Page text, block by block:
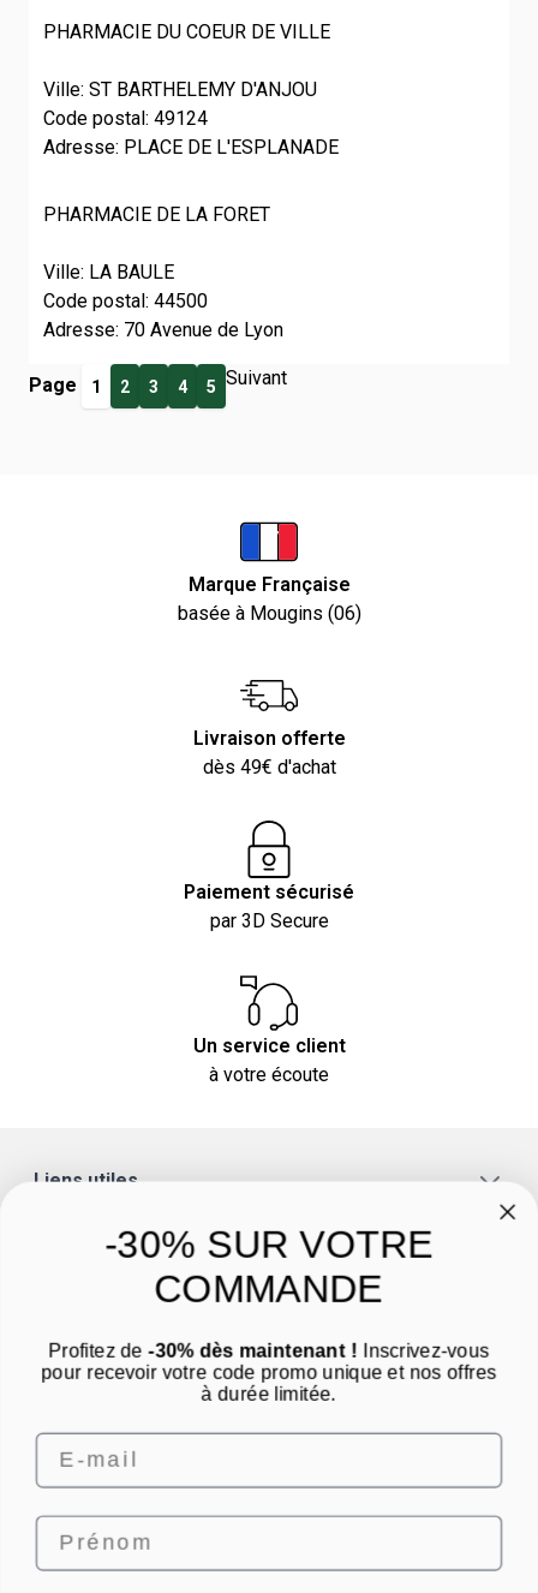
PHARMACIE DU COEUR DE VILLE
Ville: ST BARTHELEMY D'ANJOU
Code postal: 49124
Adresse: PLACE DE L'ESPLANADE
PHARMACIE DE LA FORET
Ville: LA BAULE
Code postal: 44500
Adresse: 70 Avenue de Lyon
Page 1 2 3 4 5 Suivant
Marque Française
basée à Mougins (06)
Livraison offerte
dès 49€ d'achat
Paiement sécurisé
par 3D Secure
Un service client
à votre écoute
Liens utiles
Nous contacter par email
-30% SUR VOTRE
COMMANDE
Profitez de -30% dès maintenant ! Inscrivez-vous
pour recevoir votre code promo unique et nos offres
à durée limitée.
Email
Prénom